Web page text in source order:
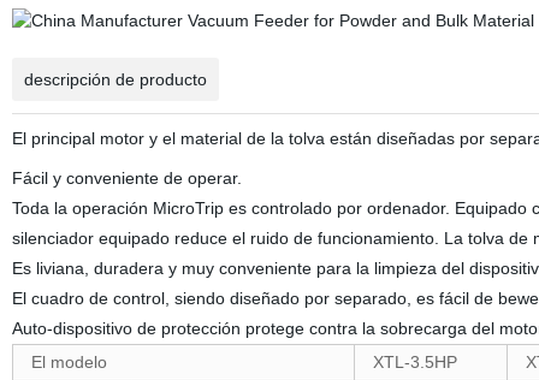
descripción de producto
El principal motor y el material de la tolva están diseñadas por
Fácil y conveniente de operar.
Toda la operación MicroTrip es controlado por ordenador.
silenciador equipado reduce el ruido de funcionamiento. La tolva de
Es liviana, duradera y muy conveniente para la limpieza del
El cuadro de control, siendo diseñado por separado, es fácil de
Auto-dispositivo de protección protege contra la sobrecarga del
El modelo
XTL-3.5HP